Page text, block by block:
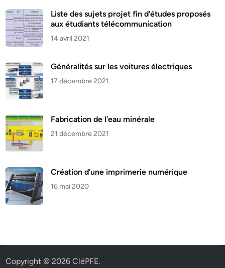
Liste des sujets projet fin d’études proposés
aux étudiants télécommunication
14 avril 2021
Généralités sur les voitures électriques
17 décembre 2021
Fabrication de l’eau minérale
21 décembre 2021
Création d’une imprimerie numérique
16 mai 2020
Copyright © 2026CléPFE.